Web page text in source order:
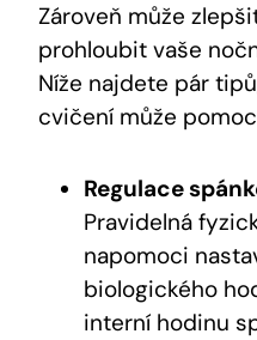
Zároveň může
prohloubit vaše
Níže najdete pár
cvičení může
Regulace
Pravidelná
napomoci
biologického
interní hodinu